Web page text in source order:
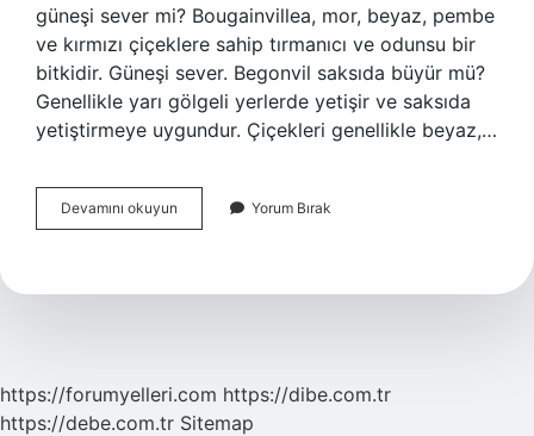
güneşi sever mi? Bougainvillea, mor, beyaz, pembe
ve kırmızı çiçeklere sahip tırmanıcı ve odunsu bir
bitkidir. Güneşi sever. Begonvil saksıda büyür mü?
Genellikle yarı gölgeli yerlerde yetişir ve saksıda
yetiştirmeye uygundur. Çiçekleri genellikle beyaz,…
Devamını okuyun Begonvil
Çiçeği
Mi
Yorum Bırak
https://forumyelleri.com https://dibe.com.tr
https://debe.com.tr Sitemap